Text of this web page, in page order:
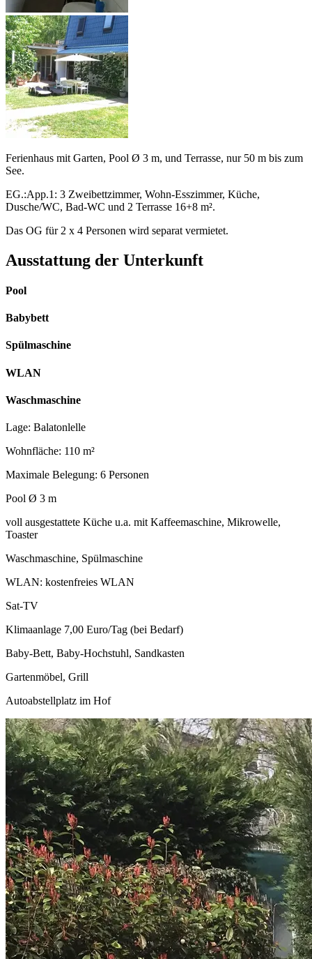
Ferienhaus mit Garten, Pool Ø 3 m, und Terrasse, nur 50 m bis zum
See.
EG.:App.1: 3 Zweibettzimmer, Wohn-Esszimmer, Küche,
Dusche/WC, Bad-WC und 2 Terrasse 16+8 m².
Das OG für 2 x 4 Personen wird separat vermietet.
Ausstattung der Unterkunft
Pool
Babybett
Spülmaschine
WLAN
Waschmaschine
Lage: Balatonlelle
Wohnfläche: 110 m²
Maximale Belegung: 6 Personen
Pool Ø 3 m
voll ausgestattete Küche u.a. mit Kaffeemaschine, Mikrowelle,
Toaster
Waschmaschine, Spülmaschine
WLAN: kostenfreies WLAN
Sat-TV
Klimaanlage 7,00 Euro/Tag (bei Bedarf)
Baby-Bett, Baby-Hochstuhl, Sandkasten
Gartenmöbel, Grill
Autoabstellplatz im Hof